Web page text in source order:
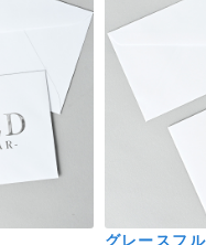
グレースフ